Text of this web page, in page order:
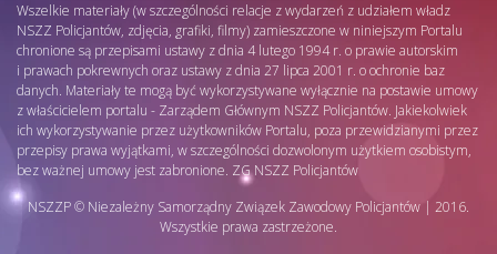
Wszelkie materiały (w szczególności relacje z wydarzeń z udziałem władz
NSZZ Policjantów, zdjęcia, grafiki, filmy) zamieszczone w niniejszym Portalu
chronione są przepisami ustawy z dnia 4 lutego 1994 r. o prawie autorskim
i prawach pokrewnych oraz ustawy z dnia 27 lipca 2001 r. o ochronie baz
danych. Materiały te mogą być wykorzystywane wyłącznie na postawie umowy
z właścicielem portalu - Zarządem Głównym NSZZ Policjantów. Jakiekolwiek
ich wykorzystywanie przez użytkowników Portalu, poza przewidzianymi przez
przepisy prawa wyjątkami, w szczególności dozwolonym użytkiem osobistym,
bez ważnej umowy jest zabronione. ZG NSZZ Policjantów
NSZZP © Niezależny Samorządny Związek Zawodowy Policjantów | 2016.
Wszystkie prawa zastrzeżone.